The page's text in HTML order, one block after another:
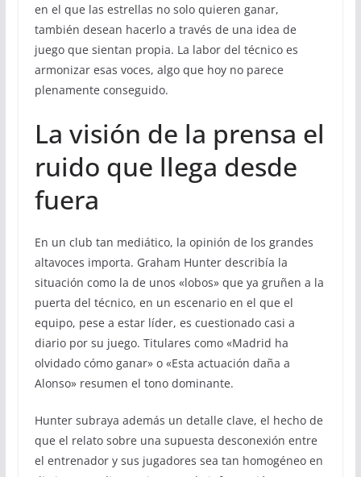
en el que las estrellas no solo quieren ganar,
también desean hacerlo a través de una idea de
juego que sientan propia. La labor del técnico es
armonizar esas voces, algo que hoy no parece
plenamente conseguido.
La visión de la prensa el
ruido que llega desde
fuera
En un club tan mediático, la opinión de los grandes
altavoces importa. Graham Hunter describía la
situación como la de unos «lobos» que ya gruñen a la
puerta del técnico, en un escenario en el que el
equipo, pese a estar líder, es cuestionado casi a
diario por su juego. Titulares como «Madrid ha
olvidado cómo ganar» o «Esta actuación daña a
Alonso» resumen el tono dominante.
Hunter subraya además un detalle clave, el hecho de
que el relato sobre una supuesta desconexión entre
el entrenador y sus jugadores sea tan homogéneo en